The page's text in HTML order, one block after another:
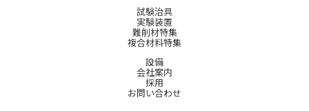
試験治具
実験装置
難削材特集
複合材料特集
設備
会社案内
採用
お問い合わせ